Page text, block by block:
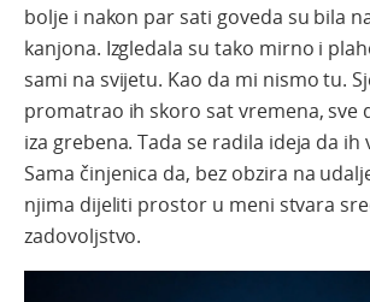
bolje i nakon par sati goveda su bila
kanjona. Izgledala su tako mirno i
sami na svijetu. Kao da mi nismo tu.
promatrao ih skoro sat vremena, sve
iza grebena. Tada se radila ideja da ih
Sama činjenica da, bez obzira na
njima dijeliti prostor u meni stvara
zadovoljstvo.